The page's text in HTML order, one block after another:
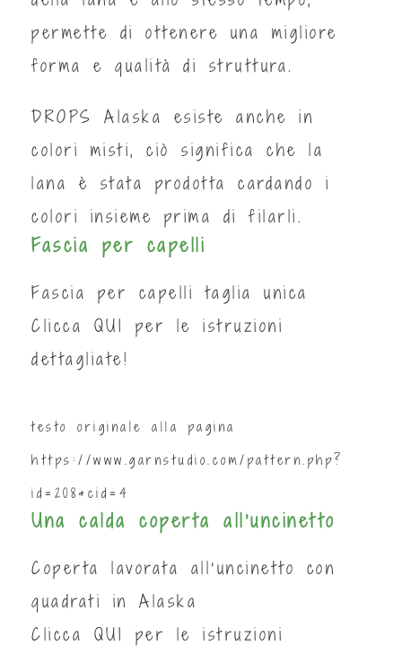
permette di ottenere una migliore
forma e qualità di struttura.
DROPS Alaska esiste anche in
colori misti, ciò significa che la
lana è stata prodotta cardando i
colori insieme prima di filarli.
Fascia per capelli
Fascia per capelli taglia unica
Clicca QUI
per le istruzioni
dettagliate!
testo originale alla pagina
https://www.garnstudio.com/pattern.php?
id=208&cid=4
Una calda coperta all'uncinetto
Coperta lavorata all'uncinetto con
quadrati in Alaska
Clicca QUI
per le istruzioni